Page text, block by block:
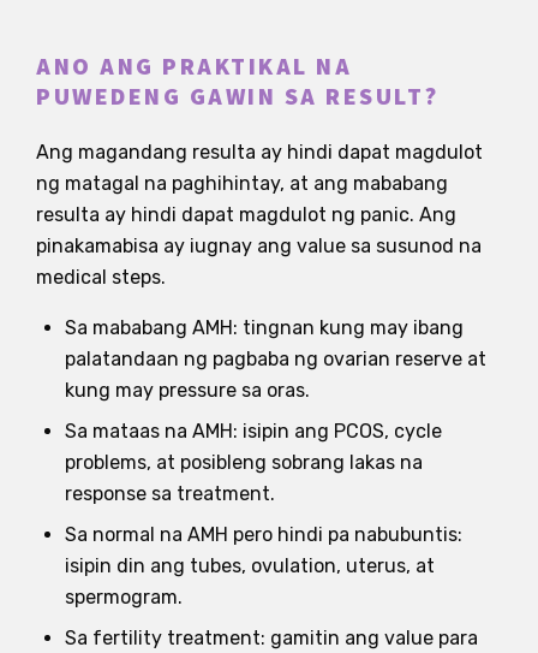
ANO ANG PRAKTIKAL NA
PUWEDENG GAWIN SA RESULT?
Ang magandang resulta ay hindi dapat magdulot
ng matagal na paghihintay, at ang mababang
resulta ay hindi dapat magdulot ng panic. Ang
pinakamabisa ay iugnay ang value sa susunod na
medical steps.
Sa mababang AMH: tingnan kung may ibang
palatandaan ng pagbaba ng ovarian reserve at
kung may pressure sa oras.
Sa mataas na AMH: isipin ang PCOS, cycle
problems, at posibleng sobrang lakas na
response sa treatment.
Sa normal na AMH pero hindi pa nabubuntis:
isipin din ang tubes, ovulation, uterus, at
spermogram.
Sa fertility treatment: gamitin ang value para